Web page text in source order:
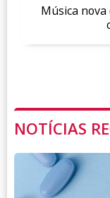
Música
NOTÍCIAS